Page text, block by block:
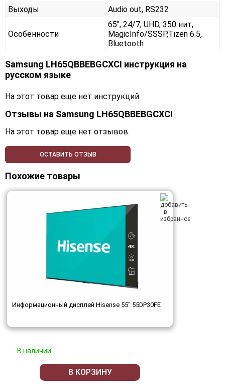
Выходы
Audio out, RS232
Особенности
65", 24/7, UHD, 350 нит,
MagicInfo/SSSP,Tizen 6.5,
Bluetooth
Samsung LH65QBBEBGCXCI инструкция на
русском языке
На этот товар еще нет инструкций
Отзывы на Samsung LH65QBBEBGCXCI
На этот товар еще нет отзывов.
ОСТАВИТЬ ОТЗЫВ
Похожие товары
Информационный дисплей Hisense 55" 55DP30FE
В наличии
В КОРЗИНУ